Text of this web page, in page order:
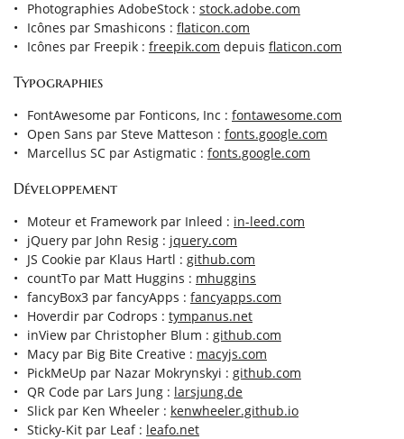
AVIS
CONTACT
Photographies AdobeStock : stock.adobe.com
Icônes par Smashicons : flaticon.com
Icônes par Freepik : freepik.com depuis flaticon.com
Typographies
FontAwesome par Fonticons, Inc : fontawesome.com
Open Sans par Steve Matteson : fonts.google.com
Marcellus SC par Astigmatic : fonts.google.com
Développement
Moteur et Framework par Inleed : in-leed.com
jQuery par John Resig : jquery.com
JS Cookie par Klaus Hartl : github.com
countTo par Matt Huggins : mhuggins
fancyBox3 par fancyApps : fancyapps.com
Hoverdir par Codrops : tympanus.net
inView par Christopher Blum : github.com
Macy par Big Bite Creative : macyjs.com
PickMeUp par Nazar Mokrynskyi : github.com
QR Code par Lars Jung : larsjung.de
Slick par Ken Wheeler : kenwheeler.github.io
Sticky-Kit par Leaf : leafo.net